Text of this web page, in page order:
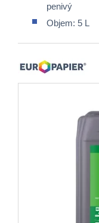
penivý
Objem: 5 L